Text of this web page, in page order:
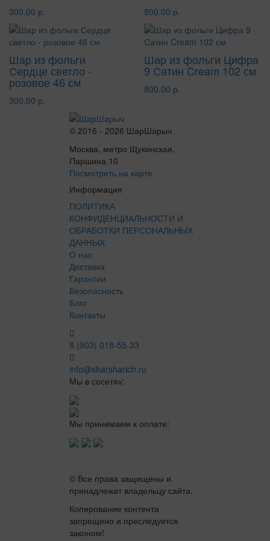
300.00 р. 800.00 р.
Шар из фольги
Сердце светло -
розовое 46 см
300.00 р.
Шар из фольги Цифра
9 Сатин Cream 102 см
800.00 р.
© 2016 - 2026 ШарШарыч
Москва, метро Щукинская,
Паршина 10
Посмотреть на карте
Информация
ПОЛИТИКА
КОНФИДЕНЦИАЛЬНОСТИ И
ОБРАБОТКИ ПЕРСОНАЛЬНЫХ
ДАННЫХ
О нас
Доставка
Гарантии
Безопасность
Блог
Контакты
8 (903) 018-55-33
info@sharsharich.ru
Мы в сосетях:
Мы принимаем к оплате:
© Все права защищены и
принадлежат владельцу сайта.
Копирование контента
запрещено и преследуется
законом!